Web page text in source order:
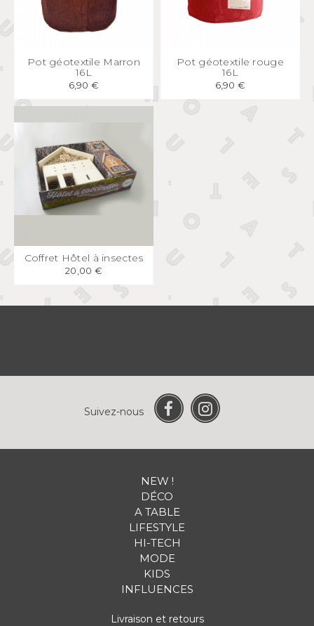
APERÇU RAPIDE
Pot géotextile Marron
16L
6,90 €
APERÇU
Pot géotextile rouge
16L
6,90 €
APERÇU RAPIDE
Coffret Hôtel à insectes
20,00 €
Suivez-nous
NEW !
DÉCO
A TABLE
LIFESTYLE
HI-TECH
MODE
KIDS
INFLUENCES
Livraison et retours